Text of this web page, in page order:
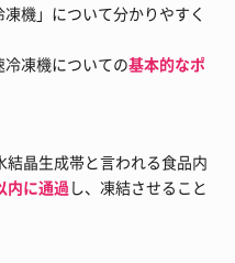
機」について分かりやすく
凍機についての基本的なポ
晶生成帯と言われる食品内
内に通過 し、凍結させること